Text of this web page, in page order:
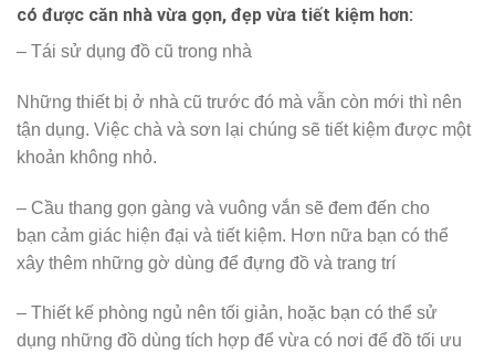
có được căn nhà vừa gọn, đẹp vừa tiết kiệm hơn:
– Tái sử dụng đồ cũ trong nhà
Những thiết bị ở nhà cũ trước đó mà vẫn còn mới thì nên
tận dụng. Việc chà và sơn lại chúng sẽ tiết kiệm được một
khoản không nhỏ.
– Cầu thang gọn gàng và vuông vắn sẽ đem đến cho
bạn cảm giác hiện đại và tiết kiệm. Hơn nữa bạn có thể
xây thêm những gờ dùng để đựng đồ và trang trí
– Thiết kế phòng ngủ nên tối giản, hoặc bạn có thể sử
dụng những đồ dùng tích hợp để vừa có nơi để đồ tối ưu